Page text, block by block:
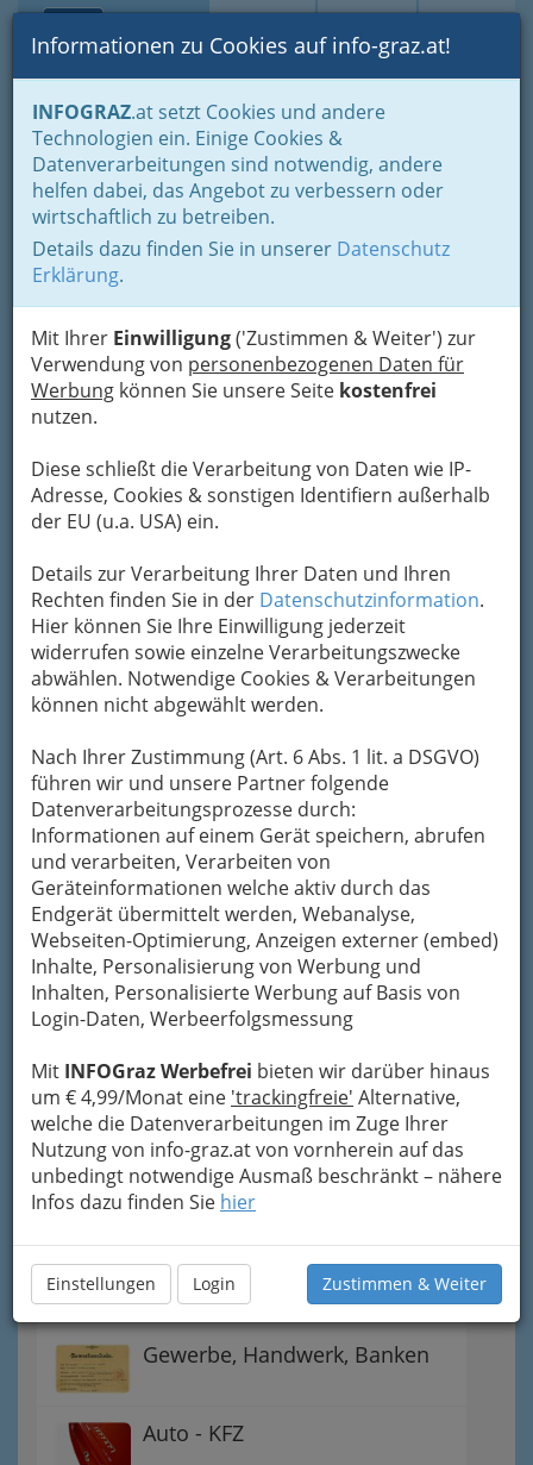
Suche Login Toggle
Informationen zu Cookies auf info-graz.at!
INFOGRAZ.at setzt Cookies und andere
Technologien ein. Einige Cookies &
Datenverarbeitungen sind notwendig, andere
helfen dabei, das Angebot zu verbessern oder
wirtschaftlich zu betreiben.
Details dazu finden Sie in unserer Datenschutz
Erklärung.
Mit Ihrer Einwilligung('Zustimmen & Weiter') zur
Verwendung von personenbezogenen Daten für
Werbung können Sie unsere Seite kostenfrei
nutzen.
Diese schließt die Verarbeitung von Daten wie IP-
Adresse, Cookies & sonstigen Identifiern außerhalb
der EU (u.a. USA) ein.
Details zur Verarbeitung Ihrer Daten und Ihren
Rechten finden Sie in der Datenschutzinformation.
Hier können Sie Ihre Einwilligung jederzeit
widerrufen sowie einzelne Verarbeitungszwecke
abwählen. Notwendige Cookies & Verarbeitungen
können nicht abgewählt werden.
Nach Ihrer Zustimmung (Art. 6 Abs. 1 lit. a DSGVO)
führen wir und unsere Partner folgende
Datenverarbeitungsprozesse durch:
Informationen auf einem Gerät speichern, abrufen
und verarbeiten, Verarbeiten von
Geräteinformationen welche aktiv durch das
Endgerät übermittelt werden, Webanalyse,
Webseiten-Optimierung, Anzeigen externer (embed)
Inhalte, Personalisierung von Werbung und
Inhalten, Personalisierte Werbung auf Basis von
Login-Daten, Werbeerfolgsmessung
Mit INFOGraz Werbefrei bieten wir darüber hinaus
um € 4,99/Monat eine 'trackingfreie' Alternative,
welche die Datenverarbeitungen im Zuge Ihrer
Nutzung von info-graz.at von vornherein auf das
unbedingt notwendige Ausmaß beschränkt – nähere
Infos dazu finden Sie hier
Einstellungen Login Zustimmen & Weiter
Home Branchen
vielosophie.net
Sprach und Weh, Wortspielplatz,
Zitatesammlung, Musiktipps, Gedichte,
Buchempfehlungen, handgeschöpfte Links,
versteckte Offenbarungen.
Die wichtigsten Kategorien
Einkaufen & Schenken - der
Handel
Gutschein-Welt: von myToys
Gewinnspiele - Lokale
Gutscheine
Notdienste für (fast) alle Fälle
Jobs & Karriere Steiermark
Gewerbe, Handwerk, Banken
Auto - KFZ